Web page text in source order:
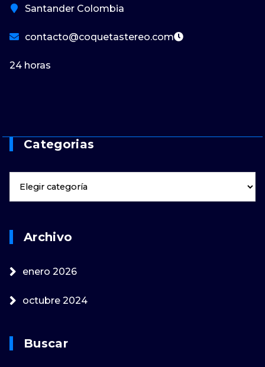
Santander Colombia
contacto@coquetastereo.com
24 horas
Categorias
Archivo
enero 2026
octubre 2024
Buscar